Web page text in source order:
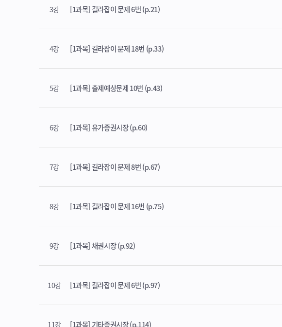
3강 [1과목] 길라잡이 문제 6번 (p.21)
4강 [1과목] 길라잡이 문제 18번 (p.33)
5강 [1과목] 출제예상문제 10번 (p.43)
6강 [1과목] 유가증권시장 (p.60)
7강 [1과목] 길라잡이 문제 8번 (p.67)
8강 [1과목] 길라잡이 문제 16번 (p.75)
9강 [1과목] 채권시장 (p.92)
10강 [1과목] 길라잡이 문제 6번 (p.97)
11강 [1과목] 기타증권시장 (p.114)